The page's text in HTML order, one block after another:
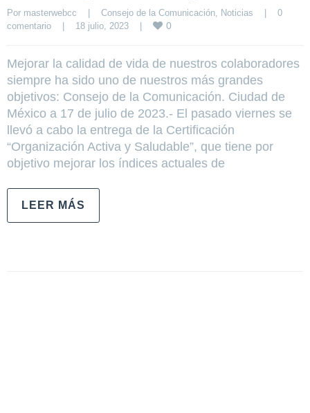
Por masterwebcc | Consejo de la Comunicación Noticias |
0
comentario
| 18 julio, 2023 | 0
Mejorar la calidad de vida de nuestros colaboradores
siempre ha sido uno de nuestros más grandes
objetivos: Consejo de la Comunicación. Ciudad de
México a 17 de julio de 2023.- El pasado viernes se
llevó a cabo la entrega de la Certificación
“Organización Activa y Saludable”, que tiene por
objetivo mejorar los índices actuales de
LEER MÁS